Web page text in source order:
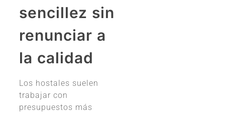
sencillez sin
renunciar a
la calidad
Los hostales suelen
trabajar con
presupuestos más